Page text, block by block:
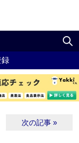
録
次の記事 »